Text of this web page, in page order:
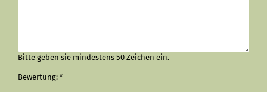
Bitte geben sie mindestens 50 Zeichen ein.
Bewertung: